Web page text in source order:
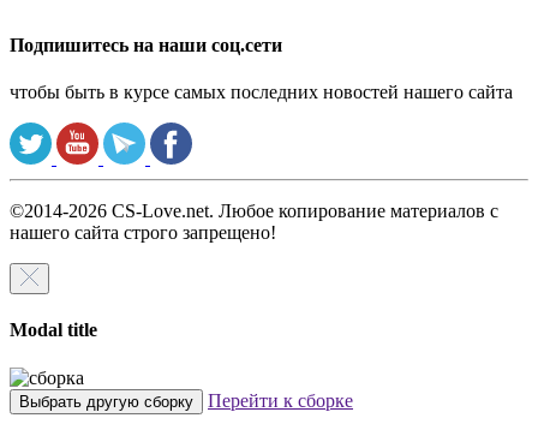
Подпишитесь на наши соц.сети
чтобы быть в курсе самых последних новостей нашего сайта
©2014-2026 CS-Love.net. Любое копирование материалов с
нашего сайта строго запрещено!
Modal title
Выбрать другую сборку Перейти к сборке